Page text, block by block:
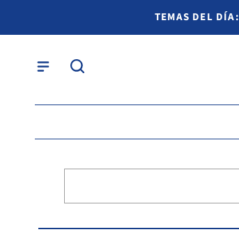
TEMAS DEL DÍA: